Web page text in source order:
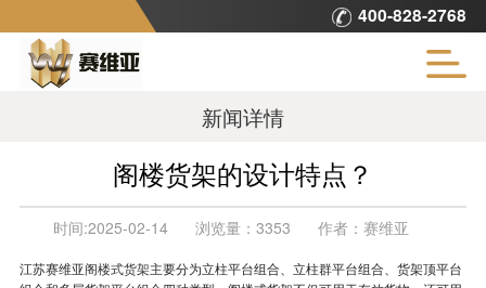
400-828-2768
新闻详情
阁楼货架的设计特点？
时间:2025-02-14 浏览量： 3353 作者： 赛维亚
江苏赛维亚阁楼式货架主要分为立柱平台组合、立柱群平台组合、货架顶平台